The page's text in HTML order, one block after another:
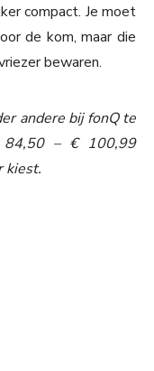
compact. Je moet
de kom, maar die
bewaren.
andere bij fonQ te
84,50 – € 100,99
kiest.